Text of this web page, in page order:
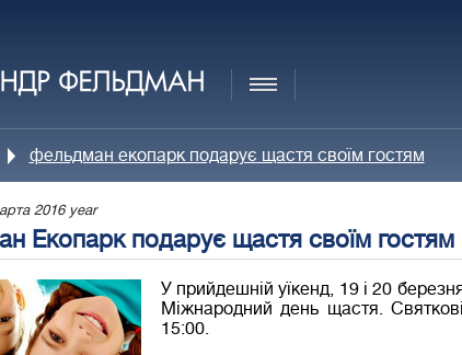
фельдман екопарк подарує щастя своїм гостям
2016 year
Екопарк подарує щастя своїм гостям
У прийдешній уїкенд, 19 і 20
Міжнародний день щастя.
15:00.